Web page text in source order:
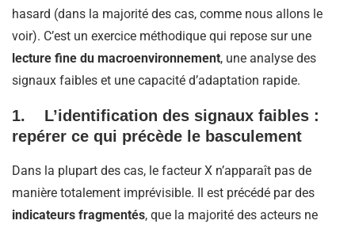
hasard (dans la majorité des cas, comme nous allons le
voir). C’est un exercice méthodique qui repose sur une
lecture fine du macroenvironnement, une analyse des
signaux faibles et une capacité d’adaptation rapide.
1. L’identification des signaux faibles :
repérer ce qui précède le basculement
Dans la plupart des cas, le facteur X n’apparaît pas de
manière totalement imprévisible. Il est précédé par des
indicateurs fragmentés, que la majorité des acteurs ne